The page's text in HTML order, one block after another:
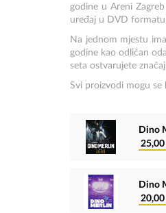
godine u Areni
uređaj u DVD
Na jednom mjestu
godine kao odličan
seta ostvarujete
Svi proizvodi mogu se